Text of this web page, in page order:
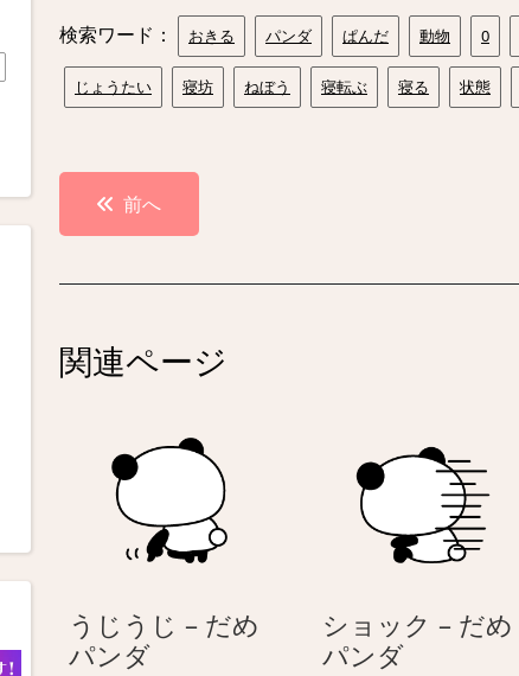
検索ワード： おきる パンダ ぱんだ 動物 0
じょうたい 寝坊 ねぼう 寝転ぶ 寝る 状態
投
稿
ナ
ゲ
前へ
関連ページ
うじうじ – だめ
パンダう
ショック – だめ
パンダシ